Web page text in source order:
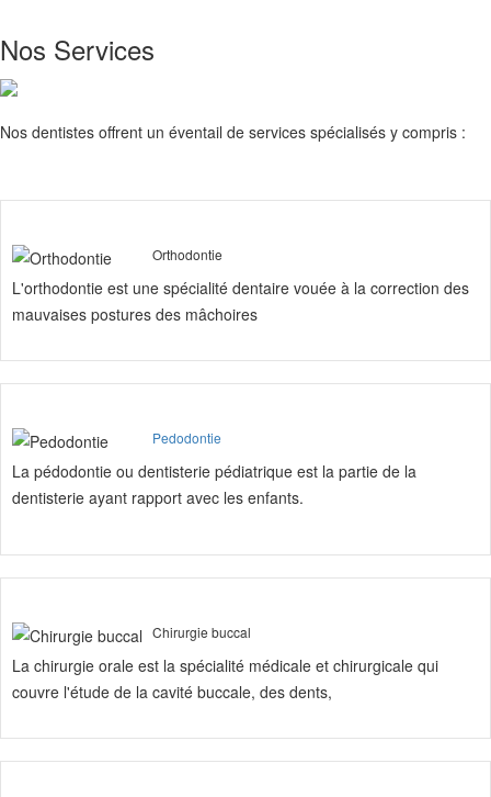
Nos Services
Nos dentistes offrent un éventail de services spécialisés y compris :
Orthodontie
L'orthodontie est une spécialité dentaire vouée à la correction des
mauvaises postures des mâchoires
Pedodontie
La pédodontie ou dentisterie pédiatrique est la partie de la
dentisterie ayant rapport avec les enfants.
Chirurgie buccal
La chirurgie orale est la spécialité médicale et chirurgicale qui
couvre l'étude de la cavité buccale, des dents,